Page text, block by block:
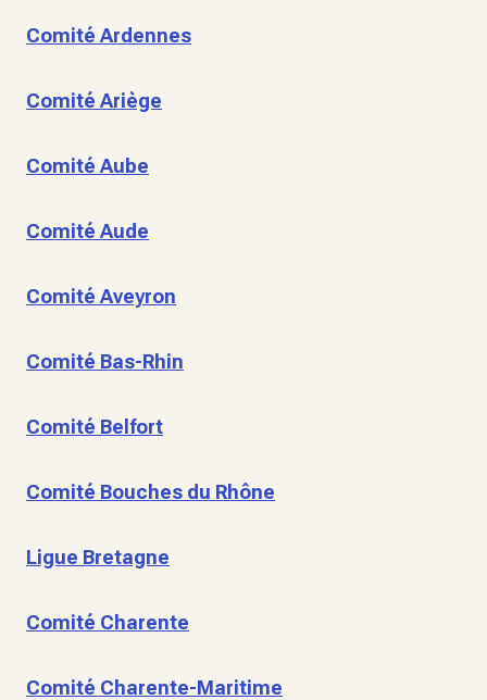
Comité Ardennes
Comité Ariège
Comité Aube
Comité Aude
Comité Aveyron
Comité Bas-Rhin
Comité Belfort
Comité Bouches du Rhône
Ligue Bretagne
Comité Charente
Comité Charente-Maritime